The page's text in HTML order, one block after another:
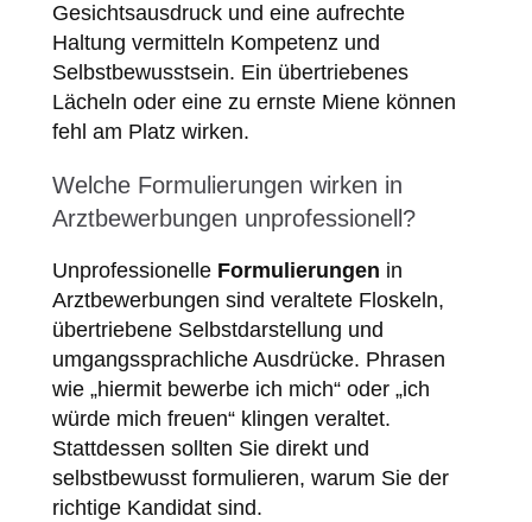
Gesichtsausdruck und eine aufrechte
Haltung vermitteln Kompetenz und
Selbstbewusstsein. Ein übertriebenes
Lächeln oder eine zu ernste Miene können
fehl am Platz wirken.
Welche Formulierungen wirken in
Arztbewerbungen unprofessionell?
Unprofessionelle Formulierungen in
Arztbewerbungen sind veraltete Floskeln,
übertriebene Selbstdarstellung und
umgangssprachliche Ausdrücke. Phrasen
wie „hiermit bewerbe ich mich“ oder „ich
würde mich freuen“ klingen veraltet.
Stattdessen sollten Sie direkt und
selbstbewusst formulieren, warum Sie der
richtige Kandidat sind.